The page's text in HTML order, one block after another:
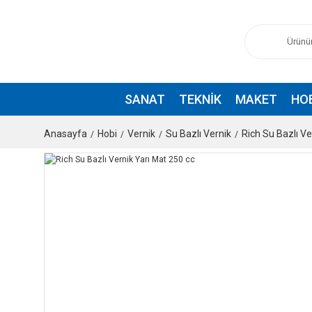
SANAT TEKNIK MAKET
Anasayfa Hobi Vernik Su Bazlı Vernik Rich Su Bazlı